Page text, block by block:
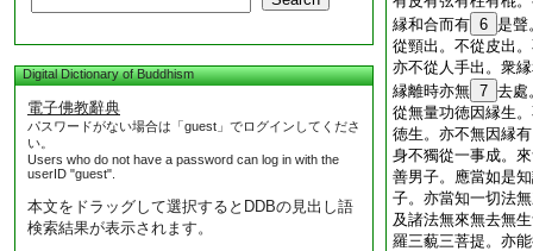
Digital Dictionary of Buddhism
電子佛教辭典
パスワードがない場合は「guest」でログインしてくださ
い。
Users who do not have a password can log in with the
userID "guest".
本文をドラッグして選択するとDDBの見出し語
検索結果が表示されます。
縁和合而有 6 是聲
從頸出。不從皮出
亦不從人手出。衆
縁離時亦無 7 去處
從無量功徳因縁生
徳生。亦不無因縁
身不獨從一事成。
善男子。應當如是
子。亦當知一切法
及諸法無來無去無
羅三藐三菩提。亦